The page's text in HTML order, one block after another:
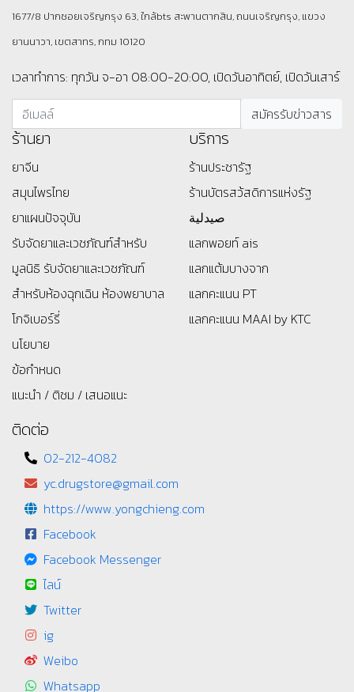
1677/8 ปากซอยเจริญกรุง 63, ใกล้bts สะพานตากสิน, ถนนเจริญกรุง, แขวง
ยานนาวา, เขตสาทร, กทม 10120
เวลาทำการ: ทุกวัน จ-อา 08:00-20:00, เปิดวันอาทิตย์, เปิดวันเสาร์
ร้านยา
ยาจีน
สมุนไพรไทย
ยาแผนปัจจุบัน
รับจัดยาและเวชภัณฑ์สำหรับ
มูลนิธิ รับจัดยาและเวชภัณฑ์
สำหรับห้องฉุกเฉิน ห้องพยาบาล
โกจิเบอร์รี่
นโยบาย
ข้อกำหนด
แนะนำ / ติชม / เสนอแนะ
บริการ
ร้านประชารัฐ
ร้านบัตรสว้สดิการแห่งรัฐ
صيدلية
แลกพอยท์ ais
แลกแต้มบางจาก
แลกคะแนน PT
แลกคะแนน MAAI by KTC
ติดต่อ
02-212-4082
yc.drugstore@gmail.com
https://www.yongchieng.com
Facebook
Facebook Messenger
ไลน์
Twitter
ig
Weibo
Whatsapp